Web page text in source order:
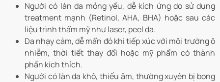
Người có làn da mỏng yếu, dễ kích ứng do sử dụng
treatment mạnh (Retinol, AHA, BHA) hoặc sau các
liệu trình thẩm mỹ như laser, peel da.
Da nhạy cảm, dễ mẩn đỏ khi tiếp xúc với môi trường ô
nhiễm, thời tiết thay đổi hoặc mỹ phẩm có thành
phần kích thích.
Người có làn da khô, thiếu ẩm, thường xuyên bị bong